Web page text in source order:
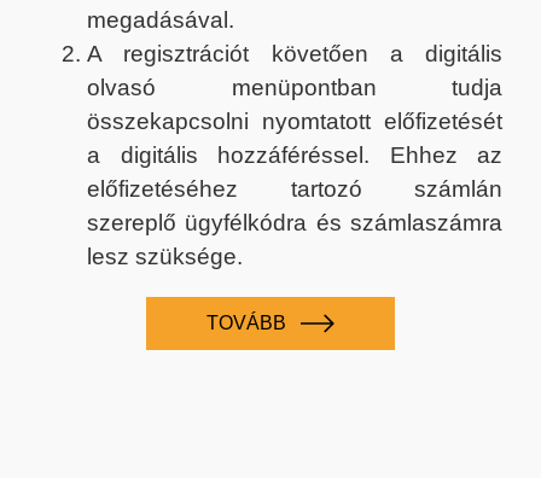
megadásával.
A regisztrációt követően a digitális
olvasó menüpontban tudja
összekapcsolni nyomtatott előfizetését
a digitális hozzáféréssel. Ehhez az
előfizetéséhez tartozó számlán
szereplő ügyfélkódra és számlaszámra
lesz szüksége.
TOVÁBB